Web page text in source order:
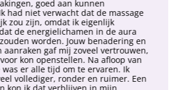
goed aan kunnen
had niet verwacht dat de massage
zou zijn, omdat ik eigenlijk
de energielichamen in de aura
worden. Jouw benadering en
aanraken gaf mij zoveel vertrouwen,
kon openstellen. Na afloop van
was er alle tijd om te ervaren. Ik
vollediger, ronder en ruimer. Een
kon ik dat verblijven in mijn